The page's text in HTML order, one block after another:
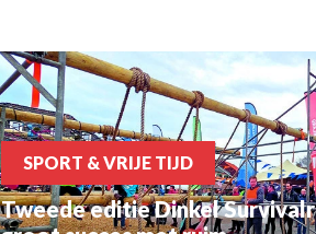
SPORT & VRIJE TIJD
Tweede editie Dinkel